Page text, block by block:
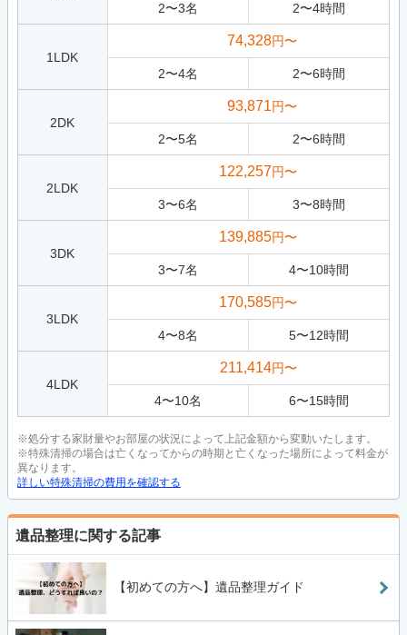
2〜3名 2〜4時間
1LDK
74,328円〜
2〜4名 2〜6時間
2DK
93,871円〜
2〜5名 2〜6時間
2LDK
122,257円〜
3〜6名 3〜8時間
3DK
139,885円〜
3〜7名 4〜10時間
3LDK
170,585円〜
4〜8名 5〜12時間
4LDK
211,414円〜
4〜10名 6〜15時間
※処分する家財量やお部屋の状況によって上記金額から変動いたします。
※特殊清掃の場合は亡くなってからの時期と亡くなった場所によって料金が
異なります。
詳しい特殊清掃の費用を確認する
遺品整理に関する記事
【初めての方へ】遺品整理ガイド